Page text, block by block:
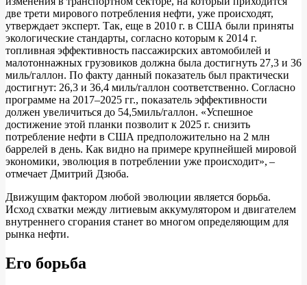
две трети мирового потребления нефти, уже происходят,
утверждает эксперт. Так, еще в 2010 г. в США были приняты
экологические стандарты, согласно которым к 2014 г.
топливная эффективность пассажирских автомобилей и
малотоннажных грузовиков должна была достигнуть 27,3 и 36
миль/галлон. По факту данный показатель был практически
достигнут: 26,3 и 36,4 миль/галлон соответственно. Согласно
программе на 2017–2025 гг., показатель эффективности
должен увеличиться до 54,5миль/галлон. «Успешное
достижение этой планки позволит к 2025 г. снизить
потребление нефти в США предположительно на 2 млн
баррелей в день. Как видно на примере крупнейшей мировой
экономики, эволюция в потреблении уже происходит», –
отмечает Дмитрий Дзюба.
Движущим фактором любой эволюции является борьба.
Исход схватки между литиевым аккумулятором и двигателем
внутреннего сгорания станет во многом определяющим для
рынка нефти.
Его борьба